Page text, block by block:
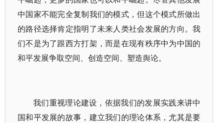
中国家不能完全复制我们的模式，但这个模式所做出
的路径选择肯定指明了未来人类社会发展的方向。我
们不是为了跟西方打架，而是在现有秩序中为中国的
和平发展争取空间、创造空间、塑造舆论。
我们重视理论建设，依据我们的发展实践来讲中
国和平发展的故事，建立我们的理论体系，尤其是要